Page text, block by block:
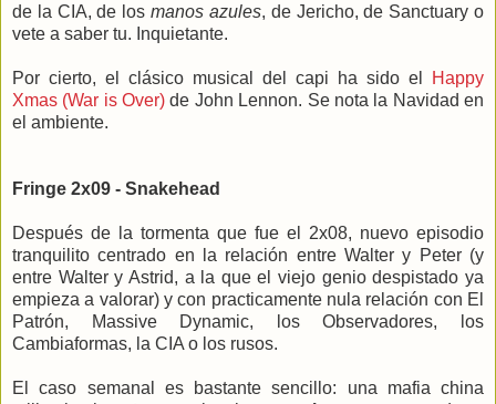
de la CIA, de losmanos azules, de Jericho, de Sanctuary o
vete a saber tu. Inquietante.
Por cierto, el clásico musical del capi ha sido el
Happy
Xmas (War is Over) de John Lennon. Se nota la Navidad en
el ambiente.
Fringe 2x09 - Snakehead
Después de la tormenta que fue el 2x08, nuevo episodio
tranquilito centrado en la relación entre Walter y Peter (y
entre Walter y Astrid, a la que el viejo genio despistado ya
empieza a valorar) y con practicamente nula relación con El
Patrón, Massive Dynamic, los Observadores, los
Cambiaformas, la CIA o los rusos.
El caso semanal es bastante sencillo: una mafia china